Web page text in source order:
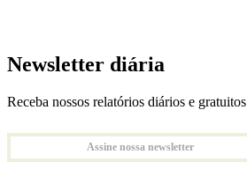
Newsletter diária
Receba nossos relatórios diários e gratuitos
Assine nossa newsletter